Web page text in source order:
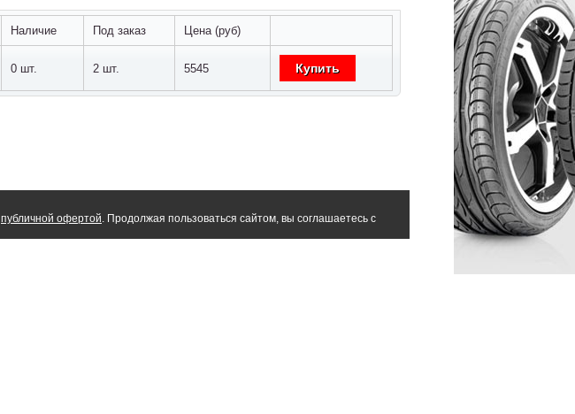
Наличие Под заказ Цена (руб)
0 шт. 2 шт. 5545 Купить
публичной офертой. Продолжая пользоваться сайтом, вы соглашаетесь с